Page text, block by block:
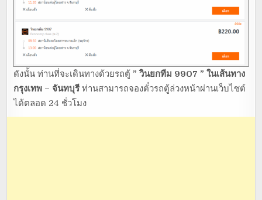
ดังนั้น ท่านที่จะเดินทางด้วยรถตู้ ” วินยกทีม 9907 ” ในเส้นทาง
กรุงเทพ – จันทบุรีท่านสามารถจองตั๋วรถตู้ล่วงหน้าผ่านเว็บไซต์
ได้ตลอด 24 ชั่วโมง